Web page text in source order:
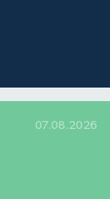
07.08.2026